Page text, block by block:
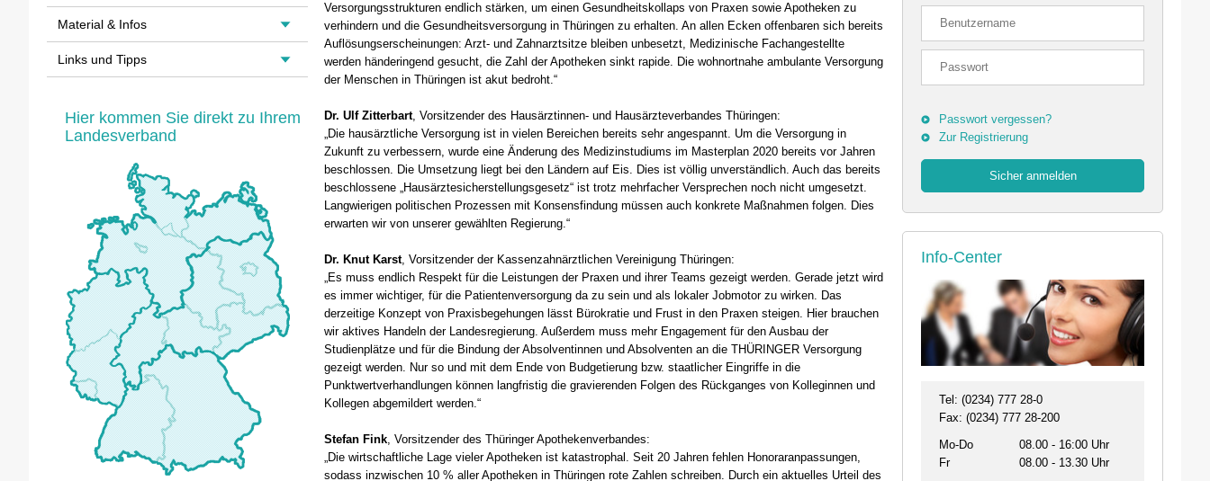
Versorgungsstrukturen endlich stärken, um einen Gesundheitskollaps von Praxen sowie Apotheken zu
verhindern und die Gesundheitsversorgung in Thüringen zu erhalten. An allen Ecken offenbaren sich bereits
Auflösungserscheinungen: Arzt- und Zahnarztsitze bleiben unbesetzt, Medizinische Fachangestellte
werden händeringend gesucht, die Zahl der Apotheken sinkt rapide. Die wohnortnahe ambulante Versorgung
der Menschen in Thüringen ist akut bedroht.“
Dr. Ulf Zitterbart, Vorsitzender des Hausärztinnen- und Hausärzteverbandes Thüringen:
„Die hausärztliche Versorgung ist in vielen Bereichen bereits sehr angespannt. Um die Versorgung in
Zukunft zu verbessern, wurde eine Änderung des Medizinstudiums im Masterplan 2020 bereits vor Jahren
beschlossen. Die Umsetzung liegt bei den Ländern auf Eis. Dies ist völlig unverständlich. Auch das bereits
beschlossene „Hausärztesicherstellungsgesetz“ ist trotz mehrfacher Versprechen noch nicht umgesetzt.
Langwierigen politischen Prozessen mit Konsensfindung müssen auch konkrete Maßnahmen folgen. Dies
erwarten wir von unserer gewählten Regierung.“
Dr. Knut Karst, Vorsitzender der Kassenzahnärztlichen Vereinigung Thüringen:
„Es muss endlich Respekt für die Leistungen der Praxen und ihrer Teams gezeigt werden. Gerade jetzt wird
es immer wichtiger, für die Patientenversorgung da zu sein und als lokaler Jobmotor zu wirken. Das
derzeitige Konzept von Praxisbegehungen lässt Bürokratie und Frust in den Praxen steigen. Hier brauchen
wir aktives Handeln der Landesregierung. Außerdem muss mehr Engagement für den Ausbau der
Studienplätze und für die Bindung der Absolventinnen und Absolventen an die THÜRINGER Versorgung
gezeigt werden. Nur so und mit dem Ende von Budgetierung bzw. staatlicher Eingriffe in die
Punktwertverhandlungen können langfristig die gravierenden Folgen des Rückganges von Kolleginnen und
Kollegen abgemildert werden.“
Stefan Fink, Vorsitzender des Thüringer Apothekenverbandes:
„Die wirtschaftliche Lage vieler Apotheken ist katastrophal. Seit 20 Jahren fehlen Honoraranpassungen,
sodass inzwischen 10 % aller Apotheken in Thüringen rote Zahlen schreiben. Durch ein aktuelles Urteil des
Passwort vergessen?
Zur Registrierung
Info-Center
Tel: (0234) 777 28-0
Fax: (0234) 777 28-200
Mo-Do
08.00 - 16:00 Uhr
Fr
08.00 - 13.30 Uhr
Material & Infos
Links und Tipps
Hier kommen Sie direkt zu Ihrem
Landesverband